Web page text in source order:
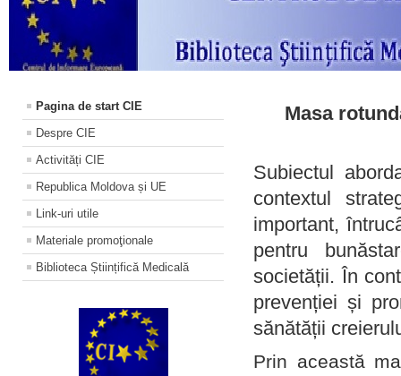
Pagina de start CIE
Despre CIE
Activități CIE
Republica Moldova și UE
Link-uri utile
Materiale promoţionale
Biblioteca Științifică Medicală
Masa
Subiectul
contextul
important,
pentru
societății. În
prevenției și
sănătății
Prin această